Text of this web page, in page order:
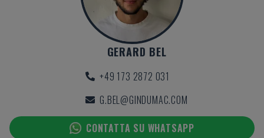
GERARD BEL
+49 173 2872 031
G.BEL@GINDUMAC.COM
CONTATTA SU WHATSAPP